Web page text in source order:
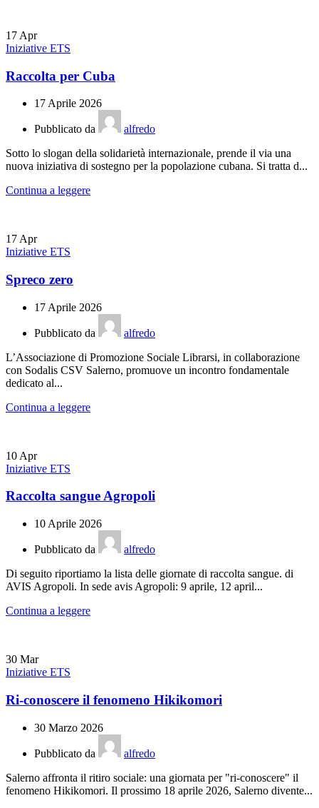
17 Apr
Iniziative ETS
Raccolta per Cuba
17 Aprile 2026
Pubblicato da
alfredo
Sotto lo slogan della solidarietà internazionale, prende il via una
nuova iniziativa di sostegno per la popolazione cubana. Si tratta d...
Continua a leggere
17 Apr
Iniziative ETS
Spreco zero
17 Aprile 2026
Pubblicato da
alfredo
L’Associazione di Promozione Sociale Librarsi, in collaborazione
con Sodalis CSV Salerno, promuove un incontro fondamentale
dedicato al...
Continua a leggere
10 Apr
Iniziative ETS
Raccolta sangue Agropoli
10 Aprile 2026
Pubblicato da
alfredo
Di seguito riportiamo la lista delle giornate di raccolta sangue. di
AVIS Agropoli. In sede avis Agropoli: 9 aprile, 12 april...
Continua a leggere
30 Mar
Iniziative ETS
Ri-conoscere il fenomeno Hikikomori
30 Marzo 2026
Pubblicato da
alfredo
Salerno affronta il ritiro sociale: una giornata per "ri-conoscere" il
fenomeno Hikikomori. Il prossimo 18 aprile 2026, Salerno divente...